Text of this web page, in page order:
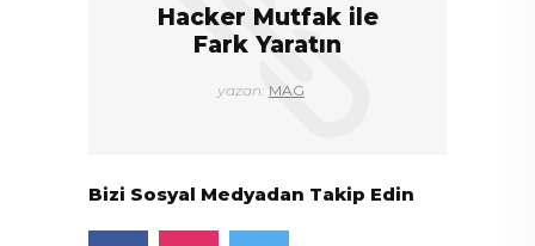
Hacker Mutfak ile
Fark Yaratın
yazan: MAG
Bizi Sosyal Medyadan Takip Edin